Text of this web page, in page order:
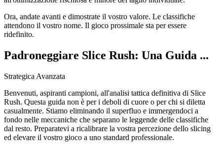
Ora, andate avanti e dimostrate il vostro valore. Le classifiche
attendono il vostro nome. Il gioco prossimale sta per essere
ridefinito.
Padroneggiare Slice Rush: Una Guida ...
Strategica Avanzata
Benvenuti, aspiranti campioni, all'analisi tattica definitiva di Slice
Rush. Questa guida non è per i deboli di cuore o per chi si diletta
casualmente. Stiamo eliminando il superfluo e immergendoci a
fondo nelle meccaniche che separano le leggende delle classifiche
dal resto. Preparatevi a ricalibrare la vostra percezione dello slicing
ed elevare il vostro gioco a uno standard professionale.